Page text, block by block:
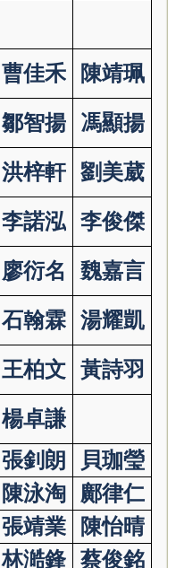
曹佳禾 陳靖珮
鄒智揚 馮顯揚
洪梓軒 劉美葳
李諾泓 李俊傑
廖衍名 魏嘉言
石翰霖 湯耀凱
王柏文 黃詩羽
楊卓謙
張釗朗
貝珈瑩
陳泳淘
鄺律仁
張靖業
陳怡晴
林澔鋒
蔡俊銘